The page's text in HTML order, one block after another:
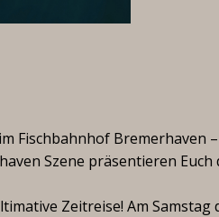
Fischbahnhof Bremerhaven
Szene präsentieren
Zeitreise! Am